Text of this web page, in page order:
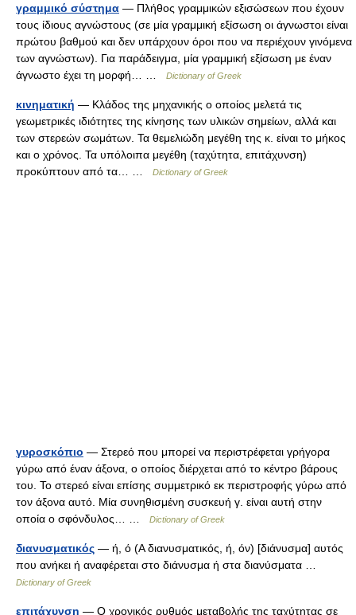
γραμμικό σύστημα — Πλήθος γραμμικών εξισώσεων που έχουν
τους ίδιους αγνώστους (σε μία γραμμική εξίσωση οι άγνωστοι είναι
πρώτου βαθμού και δεν υπάρχουν όροι που να περιέχουν γινόμενα
των αγνώστων). Για παράδειγμα, μία γραμμική εξίσωση με έναν
άγνωστο έχει τη μορφή… …
Dictionary of Greek
κινηματική — Κλάδος της μηχανικής ο οποίος μελετά τις
γεωμετρικές ιδιότητες της κίνησης των υλικών σημείων, αλλά και
των στερεών σωμάτων. Τα θεμελιώδη μεγέθη της κ. είναι το μήκος
και ο χρόνος. Τα υπόλοιπα μεγέθη (ταχύτητα, επιτάχυνση)
προκύπτουν από τα… …
Dictionary of Greek
γυροσκόπιο — Στερεό που μπορεί να περιστρέφεται γρήγορα
γύρω από έναν άξονα, ο οποίος διέρχεται από το κέντρο βάρους
του. Το στερεό είναι επίσης συμμετρικό εκ περιστροφής γύρω από
τον άξονα αυτό. Μία συνηθισμένη συσκευή γ. είναι αυτή στην
οποία ο σφόνδυλος… …
Dictionary of Greek
διανυσματικός — ή, ό (Α διανυσματικός, ή, όν) [διάνυσμα] αυτός
που ανήκει ή αναφέρεται στο διάνυσμα ή στα διανύσματα …
Dictionary of Greek
επιτάχυνση — O χρονικός ρυθμός μεταβολής της ταχύτητας σε